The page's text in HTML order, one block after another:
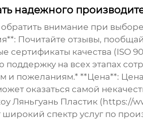
надежного
обратить внимание при выборе
Почитайте отзывы,
сертификаты качества (ISO
поддержку на всех этапах
и пожеланиям.* **Цена**:
оказаться самой
Ляньгуань Пластик (https://
широкий спектр услуг по